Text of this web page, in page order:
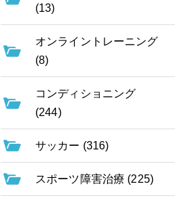
(13)
オンライントレーニング
(8)
コンディショニング
(244)
サッカー (316)
スポーツ障害治療 (225)